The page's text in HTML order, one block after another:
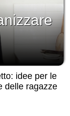
idee per le
delle ragazze